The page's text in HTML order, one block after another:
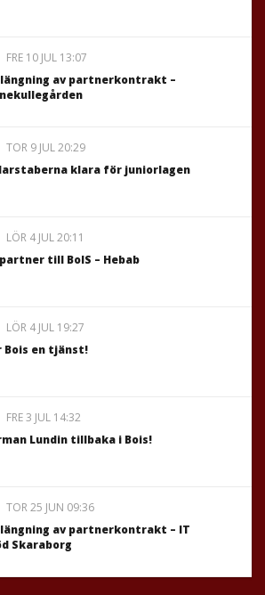
FRE 10 JUL 13:07
av partnerkontrakt –
TOR 9 JUL 20:29
klara för juniorlagen
LÖR 4 JUL 20:11
till BoIS – Hebab
LÖR 4 JUL 19:27
Bois en tjänst!
FRE 3 JUL 14:32
Lundin tillbaka i Bois!
TOR 25 JUN 09:36
av partnerkontrakt – IT
Skaraborg